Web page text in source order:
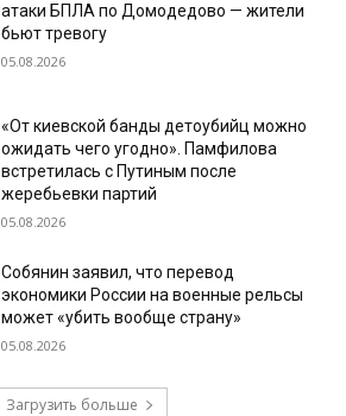
атаки БПЛА по Домодедово — жители
бьют тревогу
05.08.2026
«От киевской банды детоубийц можно
ожидать чего угодно». Памфилова
встретилась с Путиным после
жеребьевки партий
05.08.2026
Собянин заявил, что перевод
экономики России на военные рельсы
может «убить вообще страну»
05.08.2026
Загрузить больше